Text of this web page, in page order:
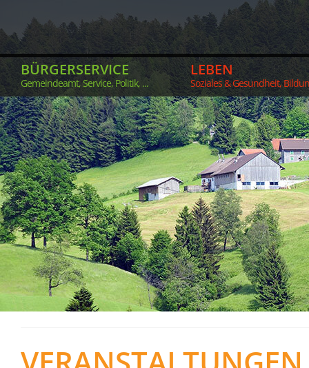
BÜRGERSERVICE
Gemeindeamt, Service, Politik, ...
LEBEN
Soziales & Gesundheit,